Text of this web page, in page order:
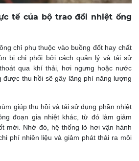
tế của bộ trao đổi nhiệt ống
chỉ phụ thuộc vào buồng đốt hay chất
bị chi phối bởi cách quản lý và tái sử
qua khí thải, hơi ngưng hoặc nước
được thu hồi sẽ gây lãng phí năng lượng
giúp thu hồi và tái sử dụng phần nhiệt
đoạn gia nhiệt khác, từ đó làm giảm
mới. Nhờ đó, hệ thống lò hơi vận hành
phí nhiên liệu và giảm phát thải ra môi